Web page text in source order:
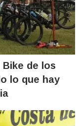
Bike de los
lo que hay